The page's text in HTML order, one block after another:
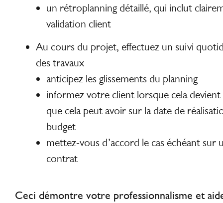
un rétroplanning détaillé, qui inclut
validation client
Au cours du projet, effectuez un suivi
des travaux
anticipez les glissements du planning
informez votre client lorsque cela devient
que cela peut avoir sur la date de
budget
mettez-vous d’accord le cas échéant sur
contrat
Ceci démontre votre professionnalisme et